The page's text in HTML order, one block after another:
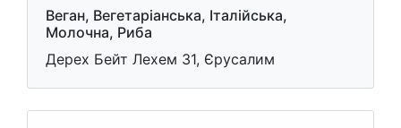
Веган, Вегетаріанська, Італійська,
Молочна, Риба
Дерех Бейт Лехем 31, Єрусалим